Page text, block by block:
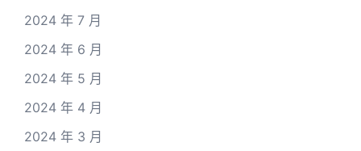
2024 年 7 月
2024 年 6 月
2024 年 5 月
2024 年 4 月
2024 年 3 月